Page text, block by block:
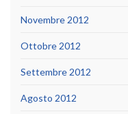
Novembre 2012
Ottobre 2012
Settembre 2012
Agosto 2012